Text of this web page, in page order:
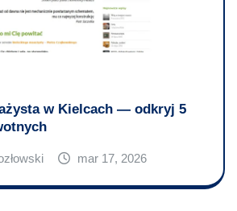
w Kielcach — odkryj 5
mar 17, 2026